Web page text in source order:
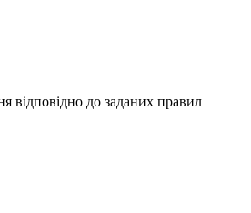
відповідно до заданих правил